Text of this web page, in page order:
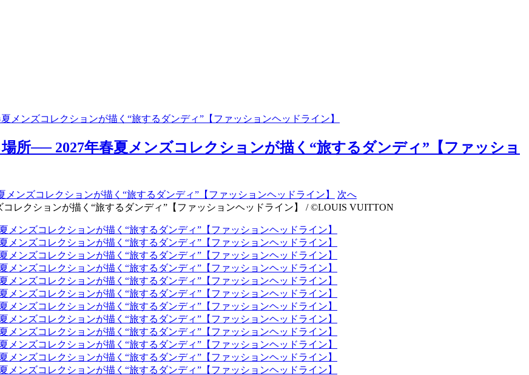
メンズコレクションが描く“旅するダンディ”【ファッションヘッドライン】
所── 2027年春夏メンズコレクションが描く“旅するダンディ”【ファッショ
次へ
レクションが描く“旅するダンディ”【ファッションヘッドライン】 / ©LOUIS VUITTON